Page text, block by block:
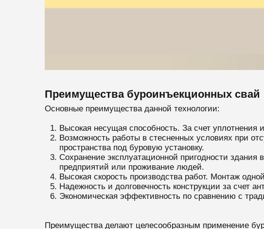
Преимущества буроинъекционных свай
Основные преимущества данной технологии:
Высокая несущая способность. За счет уплотнения
Возможность работы в стесненных условиях при
пространства под буровую установку.
Сохранение эксплуатационной пригодности
предприятий или проживание людей.
Высокая скорость производства работ. Монтаж
Надежность и долговечность конструкции за счет
Экономическая эффективность по сравнению с
Преимущества делают целесообразным применение